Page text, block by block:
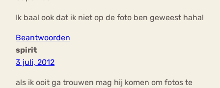
Ik baal ook dat ik niet op de foto ben geweest haha!
Beantwoorden
spirit
3 juli, 2012
als ik ooit ga trouwen mag hij komen om fotos te